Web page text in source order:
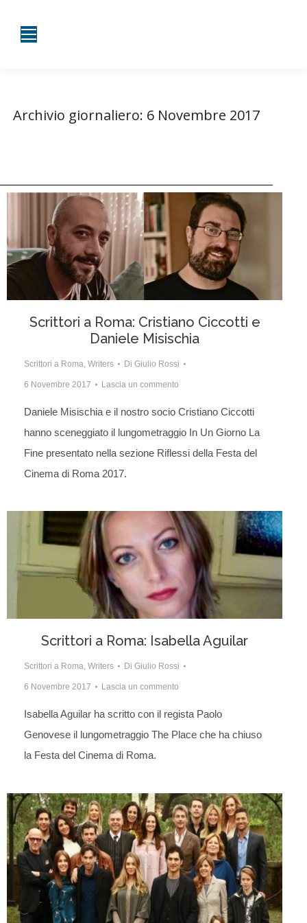
Archivio giornaliero: 6 Novembre 2017
Scrittori a Roma: Cristiano Ciccotti e
Daniele Misischia
Scrittori a Roma Writers Di Giulio Rossi
6 Novembre 2017 Lascia un commento
Daniele Misischia e il nostro socio Cristiano Ciccotti
hanno sceneggiato il lungometraggio In Un Giorno La
Fine presentato nella sezione Riflessi della Festa del
Cinema di Roma 2017.
Scrittori a Roma: Isabella Aguilar
Scrittori a Roma Writers Di Giulio Rossi
6 Novembre 2017 Lascia un commento
Isabella Aguilar ha scritto con il regista Paolo
Genovese il lungometraggio The Place che ha chiuso
la Festa del Cinema di Roma.